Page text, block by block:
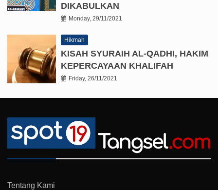
DIKABULKAN
Monday, 29/11/2021
Hikmah
KISAH SYURAIH AL-QADHI, HAKIM
KEPERCAYAAN KHALIFAH
Friday, 26/11/2021
Tentang Kami